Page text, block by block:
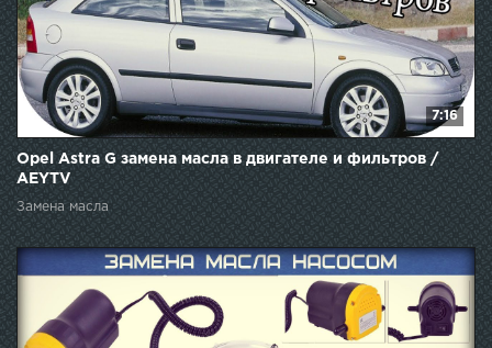
7:16
Opel Astra G замена масла в двигателе и фильтров /
AEYTV
Замена масла